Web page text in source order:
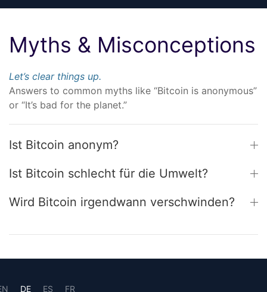
Myths & Misconceptions
Let’s clear things up.
Answers to common myths like “Bitcoin is anonymous”
or “It’s bad for the planet.”
Ist Bitcoin anonym?
Ist Bitcoin schlecht für die Umwelt?
Wird Bitcoin irgendwann verschwinden?
DE ES FR